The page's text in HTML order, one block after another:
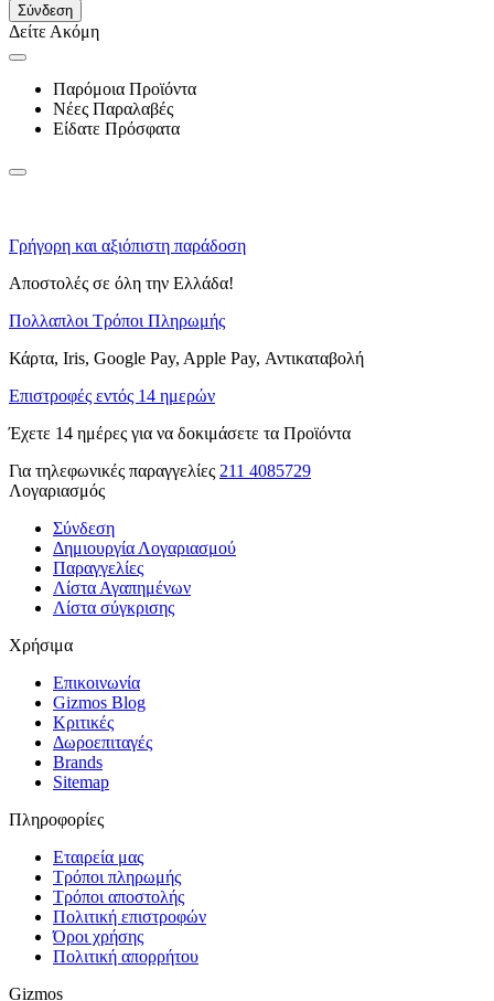
Σύνδεση
Δείτε Ακόμη
Παρόμοια Προϊόντα
Νέες Παραλαβές
Είδατε Πρόσφατα
Γρήγορη και αξιόπιστη παράδοση
Αποστολές σε όλη την Ελλάδα!
Πολλαπλοι Τρόποι Πληρωμής
Κάρτα, Iris, Google Pay, Apple Pay, Αντικαταβολή
Επιστροφές εντός 14 ημερών
Έχετε 14 ημέρες για να δοκιμάσετε τα Προϊόντα
Για τηλεφωνικές παραγγελίες 211 4085729
Λογαριασμός
Σύνδεση
Δημιουργία Λογαριασμού
Παραγγελίες
Λίστα Αγαπημένων
Λίστα σύγκρισης
Χρήσιμα
Επικοινωνία
Gizmos Blog
Κριτικές
Δωροεπιταγές
Brands
Sitemap
Πληροφορίες
Εταιρεία μας
Τρόποι πληρωμής
Τρόποι αποστολής
Πολιτική επιστροφών
Όροι χρήσης
Πολιτική απορρήτου
Gizmos